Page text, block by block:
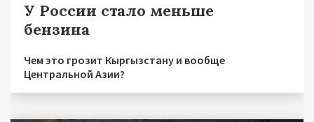
У России стало меньше
бензина
Чем это грозит Кыргызстану и вообще
Центральной Азии?